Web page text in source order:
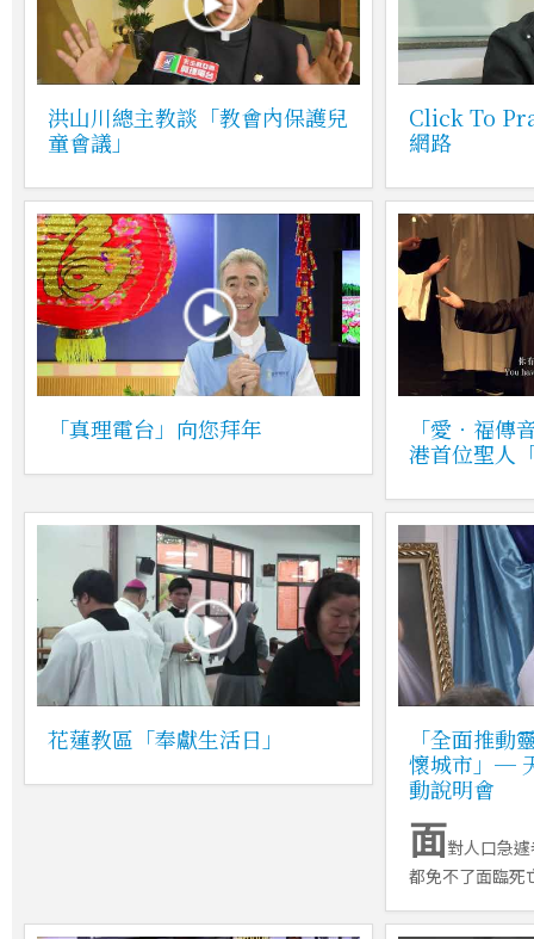
洪山川總主教談「教會內保護兒
童會議」
Click To
網路
「真理電台」向您拜年
「愛‧福傳
港首位聖人
花蓮教區「奉獻生活日」
「全面推
懷城市」─
動說明會
面對人口急
都免不了面臨死